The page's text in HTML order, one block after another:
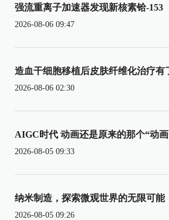
强流重离子加速器发现新核素铪-153
2026-08-06 09:47
造血干细胞移植后皮肤纤维化治疗有
2026-08-06 02:30
AIGC时代 动画还是原来的那个“动
2026-08-05 09:33
纳米制造，探索微观世界的无限可能
2026-08-05 09:26